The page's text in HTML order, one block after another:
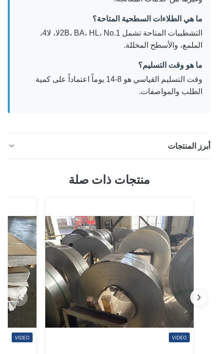
ما هي الطلاءات السطحية المتاحة؟
التشطيبات المتاحة تشمل 2B، BA، HL، No.1لا، لا4،
الملمع، والأسطح المخللة.
ما هو وقت التسليم؟
وقت التسليم القياسي هو 8-14 يوماً اعتماداً على كمية
الطلب والمواصفات.
المنتجات
مادة صناعية عالية الأداء متوفرة في قطرات تتراوح
بالساخن لتطبيقات الهيكلية والصمامات. لمحة عامة عن
المنتج يتم تصنيع ASTM ...
منتجات ذات صلة